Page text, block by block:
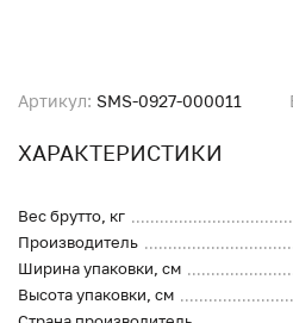
Артикул: SMS-0927-000011
ХАРАКТЕРИСТИКИ
Вес брутто, кг
Производитель
Ширина упаковки, см
Высота упаковки, см